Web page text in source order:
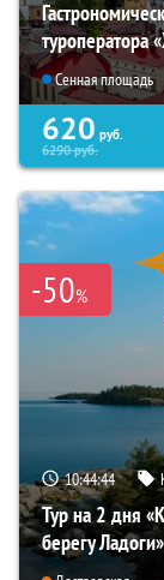
туроператора
Сенная площадь
620 руб.
6290руб.
-50%
10:44:42
Тур на 2 дня
берегу Ладоги»